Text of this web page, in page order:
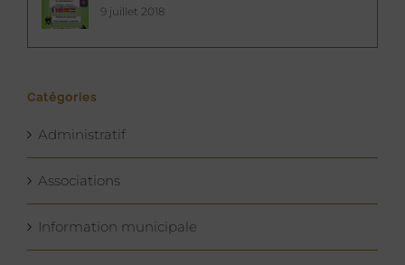
9 juillet 2018
Catégories
Administratif
Associations
Information municipale